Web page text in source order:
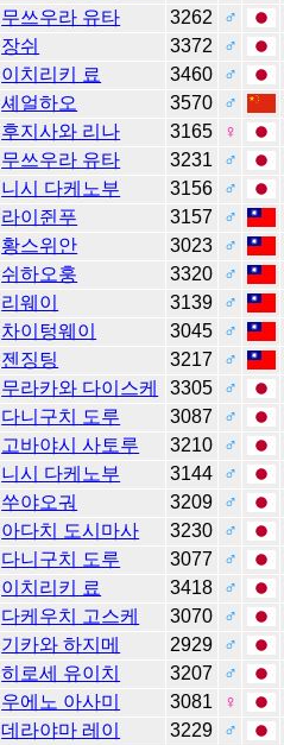
무쓰우라 유타 3262
♂
장쉬 3372
♂
이치리키 료 3460
♂
셰얼하오 3570
♂
후지사와 리나 3165
♀
무쓰우라 유타 3231
♂
니시 다케노부 3156
♂
라이쥔푸 3157
♂
황스위안 3023
♂
쉬하오훙 3320
♂
리웨이 3139
♂
차이텅웨이 3045
♂
젠징팅 3217
♂
무라카와 다이스케 3305
♂
다니구치 도루 3087
♂
고바야시 사토루 3210
♂
니시 다케노부 3144
♂
쑤야오궈 3209
♂
아다치 도시마사 3230
♂
다니구치 도루 3077
♂
이치리키 료 3418
♂
다케우치 고스케 3070
♂
기카와 하지메 2929
♂
히로세 유이치 3207
♂
우에노 아사미 3081
♀
데라야마 레이 3229
♂